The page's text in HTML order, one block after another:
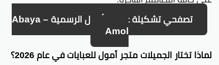
تصفحي تشكيلة عبايات أمول الرسمية – Abaya
Amol
لماذا تختار الجميلات متجر أمول للعبايات في عام 2026؟